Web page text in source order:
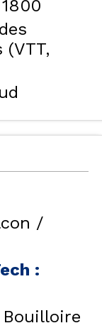
/
:
Bouilloire